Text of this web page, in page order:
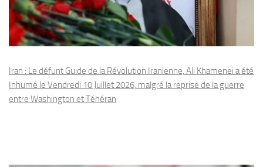
Iran : Le défunt Guide de la Révolution Iranienne, Ali Khamenei a été
Inhumé le Vendredi 10 Juillet 2026, malgré la reprise de la guerre
entre Washington et Téhéran